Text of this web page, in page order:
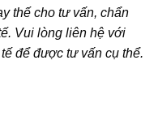
thế cho tư vấn, chẩn
Vui lòng liên hệ với
để được tư vấn cụ thể.